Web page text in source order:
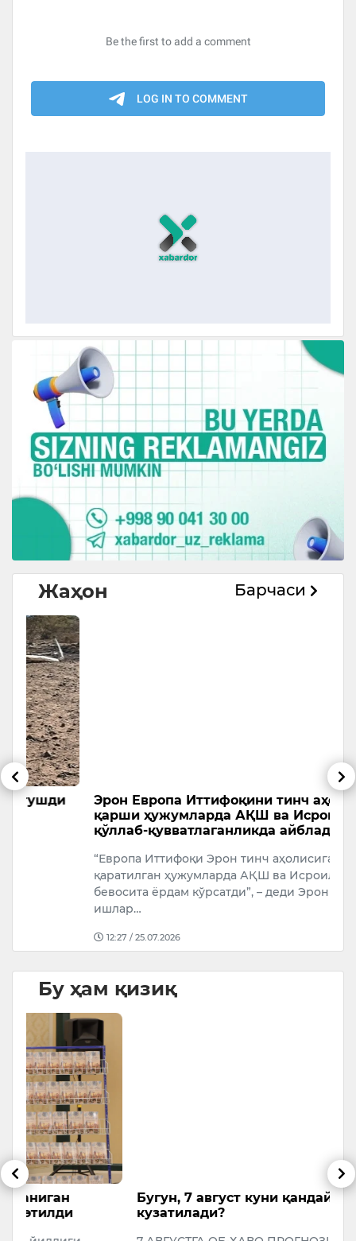
Жаҳон Барчаси
Эрон Европа Иттифоқини тинч аҳолига
қарши ҳужумларда АҚШ ва Исроилни
қўллаб-қувватлаганликда айблади
“Европа Иттифоқи Эрон тинч аҳолисига
қаратилган ҳужумларда АҚШ ва Исроилга
бевосита ёрдам кўрсатди”, – деди Эрон Ташқи
12:27 / 25.07.2026
Бу ҳам қизиқ
Бугун, 7 август куни қандай об-ҳаво
кузатилади?